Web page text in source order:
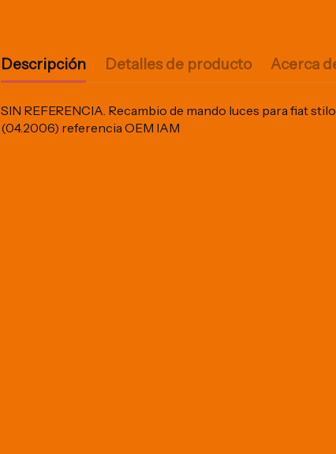
Descripción Detalles de producto Acerca
SIN REFERENCIA. Recambio de mando luces para fiat stilo
(04.2006) referencia OEM IAM